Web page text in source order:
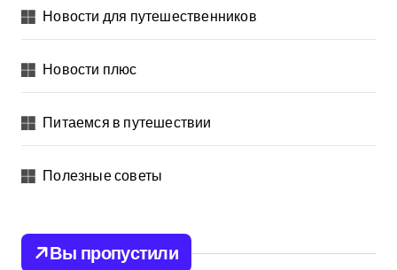
Новости для путешественников
Новости плюс
Питаемся в путешествии
Полезные советы
Вы пропустили